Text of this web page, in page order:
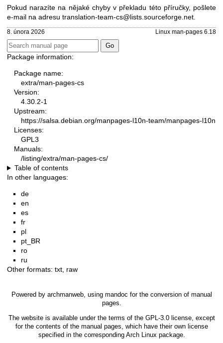
Pokud narazíte na nějaké chyby v překladu této příručky, pošlete
e-mail na adresu translation-team-cs@lists.sourceforge.net
8. února 2026 Linux man-pages 6.18
Package information:
Package name:
extra/man-pages-cs
Version:
4.30.2-1
Upstream:
https://salsa.debian.org/manpages-l10n-team/manpages-l10n
Licenses:
GPL3
Manuals:
/listing/extra/man-pages-cs/
Table of contents
In other languages:
de
en
es
fr
pl
pt_BR
ro
ru
Other formats: txt, raw
Powered by archmanweb, using mandoc for the conversion of manual
pages.
The website is available under the terms of the GPL-3.0license, except
for the contents of the manual pages, which have their own license
specified in the corresponding Arch Linux package.